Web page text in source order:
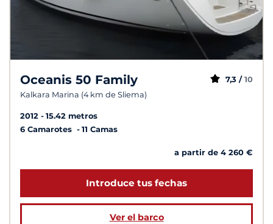
Oceanis 50 Family
Kalkara Marina (4 km de Sliema)
7,3 / 10
2012
15.42 metros
6 Camarotes
11 Camas
a partir de 4 260 €
Introduce tus fechas
Ver el barco